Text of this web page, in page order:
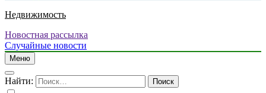
Недвижимость
Новостная рассылка
Случайные новости
Меню
Найти: